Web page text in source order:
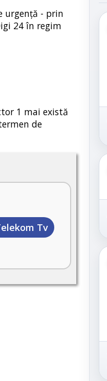
urgență - prin
24 în regim
1 mai există
de
Tv